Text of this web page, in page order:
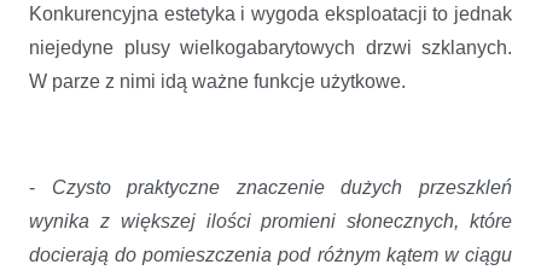
Konkurencyjna estetyka i wygoda eksploatacji to jednak
niejedyne plusy wielkogabarytowych drzwi szklanych.
W parze z nimi idą ważne funkcje użytkowe.
- Czysto praktyczne znaczenie dużych przeszkleń
wynika z większej ilości promieni słonecznych, które
docierają do pomieszczenia pod różnym kątem w ciągu